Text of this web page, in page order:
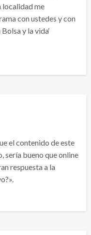
localidad me
con ustedes y con
y la vida‘
el contenido de este
sería bueno que online
respuesta a la